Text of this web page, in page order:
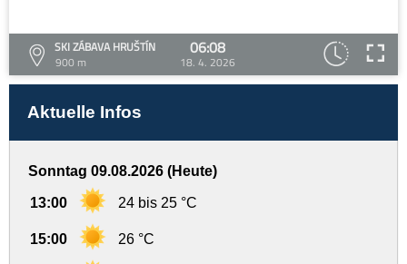
SKI ZÁBAVA HRUŠTÍN
900 m
06:08
18. 4. 2026
Aktuelle Infos
Sonntag 09.08.2026 (Heute)
13:00 24 bis 25 °C
15:00 26 °C